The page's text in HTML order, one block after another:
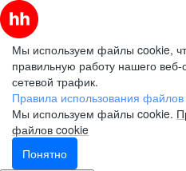
Мы используем файлы cookie,
правильную работу нашего веб-
сетевой трафик.
Правила использования
Мы используем файлы cookie.
файлов cookie
Понятно